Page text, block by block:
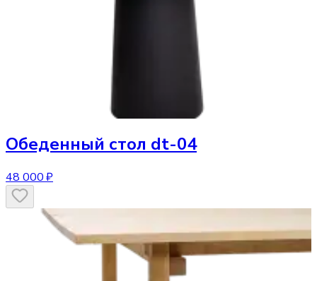
Обеденный стол dt-04
48 000 ₽